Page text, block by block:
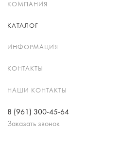
КОМПАНИЯ
КАТАЛОГ
ИНФОРМАЦИЯ
КОНТАКТЫ
НАШИ КОНТАКТЫ
8 (961) 300-45-64
Заказать звонок